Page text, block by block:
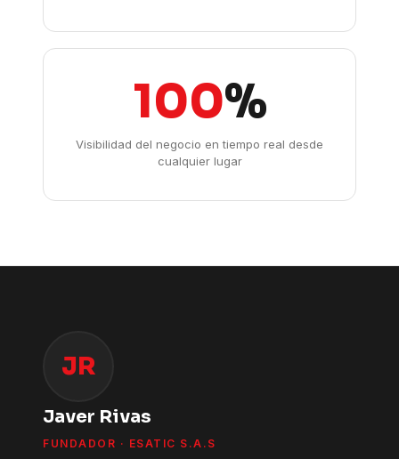
100%
Visibilidad del negocio en tiempo real desde
cualquier lugar
JR
Javer Rivas
FUNDADOR · ESATIC S.A.S